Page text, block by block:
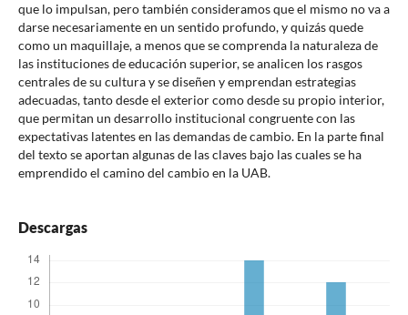
que lo impulsan, pero también consideramos que el mismo no va a
darse necesariamente en un sentido profundo, y quizás quede
como un maquillaje, a menos que se comprenda la naturaleza de
las instituciones de educación superior, se analicen los rasgos
centrales de su cultura y se diseñen y emprendan estrategias
adecuadas, tanto desde el exterior como desde su propio interior,
que permitan un desarrollo institucional congruente con las
expectativas latentes en las demandas de cambio. En la parte final
del texto se aportan algunas de las claves bajo las cuales se ha
emprendido el camino del cambio en la UAB.
Descargas